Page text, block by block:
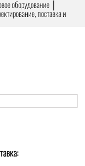
оборудование │
поставка и